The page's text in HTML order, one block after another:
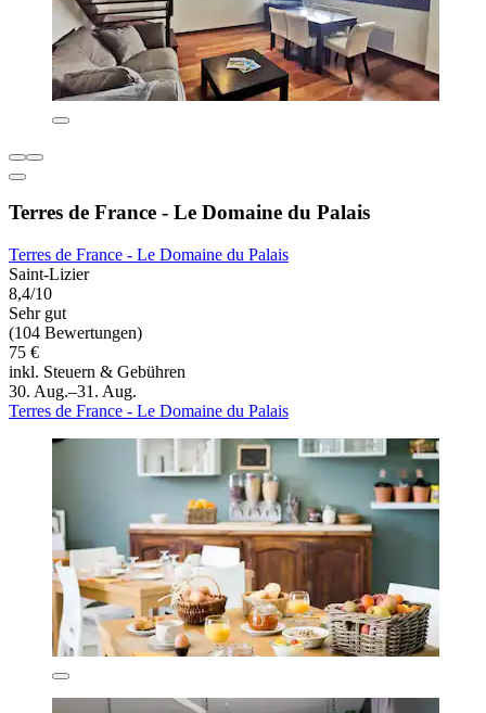
Terres de France - Le Domaine du Palais
Terres de France - Le Domaine du Palais
Saint-Lizier
8,4/10
Sehr gut
(104 Bewertungen)
75 €
inkl. Steuern & Gebühren
30. Aug.–31. Aug.
Terres de France - Le Domaine du Palais